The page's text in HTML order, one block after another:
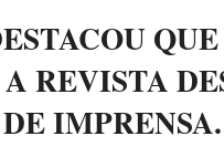
REVISTA
IMPRENSA.